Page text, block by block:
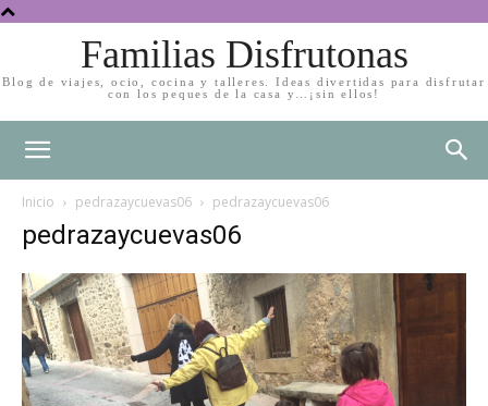
Familias Disfrutonas
Blog de viajes, ocio, cocina y talleres. Ideas divertidas para disfrutar
con los peques de la casa y…¡sin ellos!
Inicio pedrazaycuevas06 pedrazaycuevas06
pedrazaycuevas06